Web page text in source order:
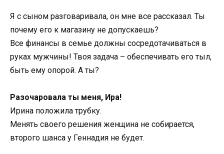
Я с сыном разговаривала, он мне все рассказал. Ты
почему его к магазину не допускаешь?
Все финансы в семье должны сосредотачиваться в
руках мужчины! Твоя задача – обеспечивать его тыл,
быть ему опорой. А ты?
Разочаровала ты меня, Ира!
Ирина положила трубку.
Менять своего решения женщина не собирается,
второго шанса у Геннадия не будет.